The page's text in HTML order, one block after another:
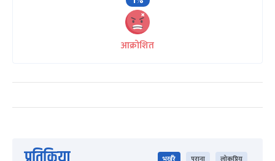
आक्रोशित